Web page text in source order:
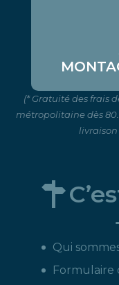
(* Gratuité des frais
métropolitaine dès
Qui
Formulaire